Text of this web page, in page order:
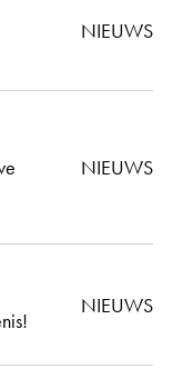
NIEUWS
NIEUWS
NIEUWS